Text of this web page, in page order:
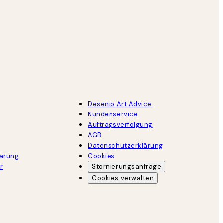
Desenio Art Advice
Kundenservice
Auftragsverfolgung
AGB
Datenschutzerklärung
Cookies
Stornierungsanfrage
Cookies verwalten